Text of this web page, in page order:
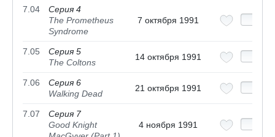
7.04
Серия 4
The Prometheus
Syndrome
7 октября 1991
7.05
Серия 5
The Coltons
14 октября 1991
7.06
Серия 6
Walking Dead
21 октября 1991
7.07
Серия 7
Good Knight
4 ноября 1991